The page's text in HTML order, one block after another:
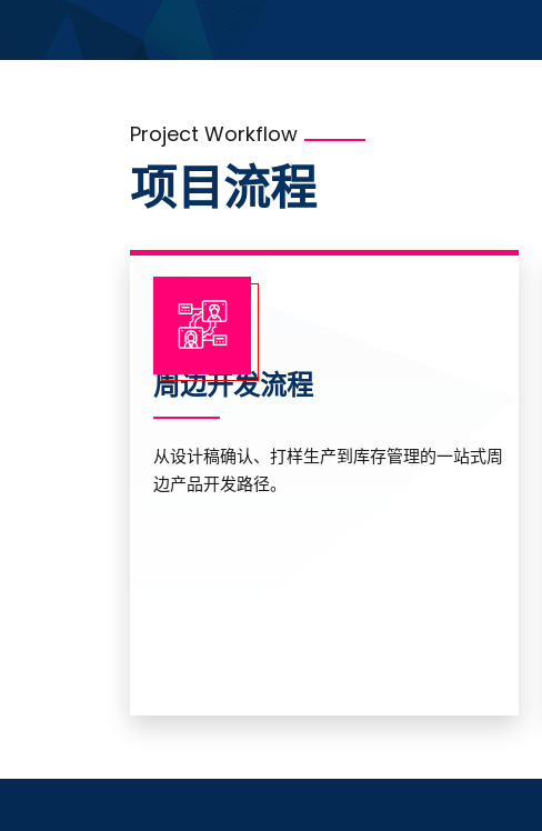
Project Workflow
项目流程
周边开发流程
从设计稿确认、打样生产到库存管理的一站式周
边产品开发路径。